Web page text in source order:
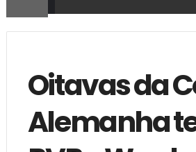
Oitavas da
Alemanha